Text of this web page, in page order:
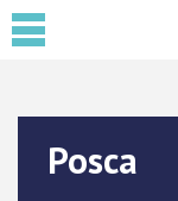
Posca